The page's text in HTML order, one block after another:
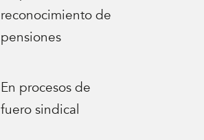
reconocimiento de
pensiones
En procesos de
fuero sindical